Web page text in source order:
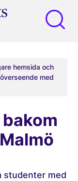
hemsida och
med
studenter med